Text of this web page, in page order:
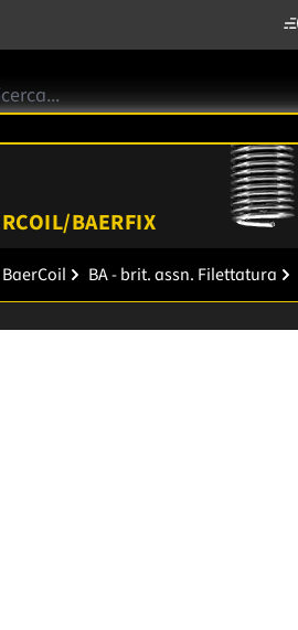
BAERFIX
BA - brit. assn. Filettatura